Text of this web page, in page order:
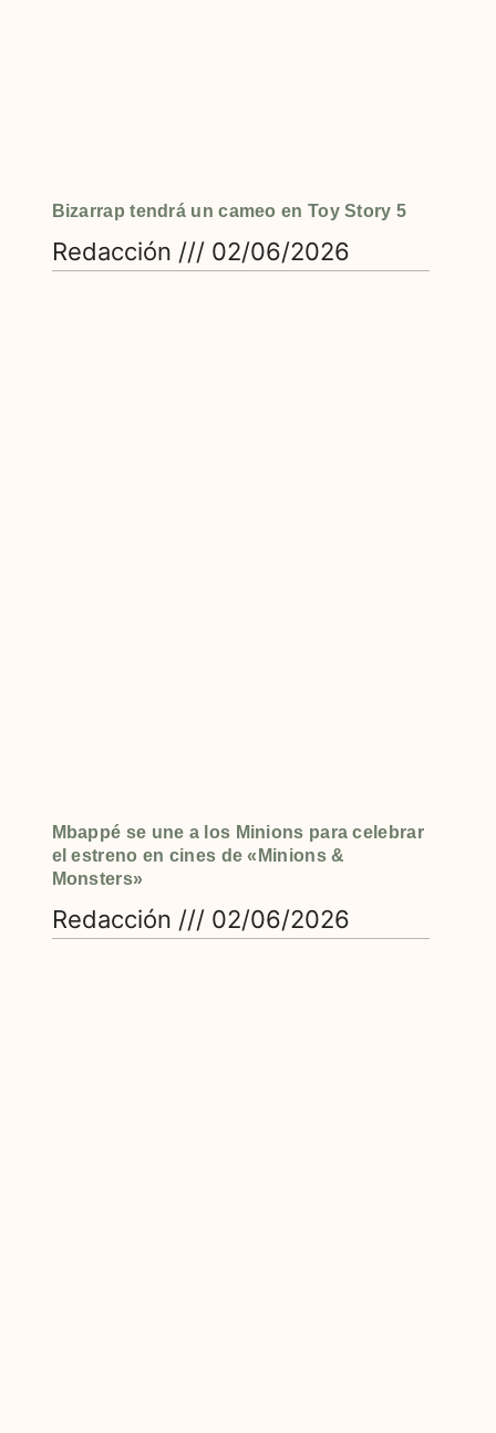
Bizarrap tendrá un cameo en Toy Story 5
Redacción 02/06/2026
Mbappé se une a los Minions para celebrar
el estreno en cines de «Minions &
Monsters»
Redacción 02/06/2026